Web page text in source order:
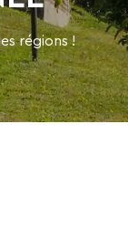
régions !